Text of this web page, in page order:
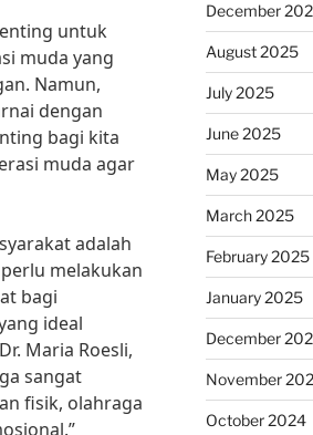
untuk
muda yang
Namun,
dengan
bagi kita
muda agar
adalah
melakukan
bagi
ideal
Maria Roesli,
sangat
fisik, olahraga
December
August 2025
July 2025
June 2025
May 2025
March 2025
February 2025
January 2025
December
November
October 2024